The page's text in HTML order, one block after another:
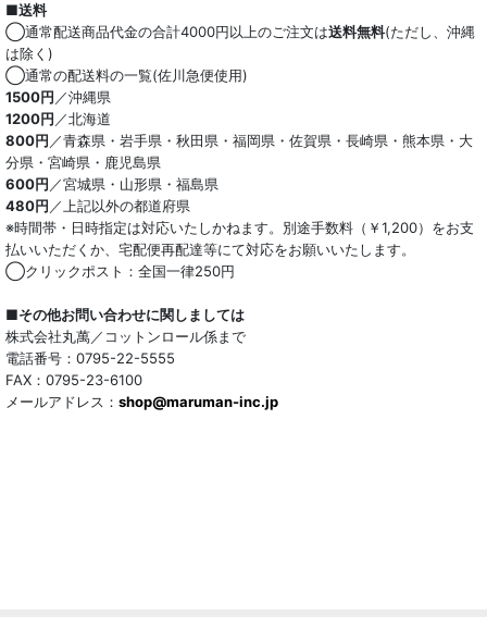
■送料
◯通常配送商品代金の合計4000円以上のご注文は送料無料(ただし、沖縄
は除く)
◯通常の配送料の一覧(佐川急便使用)
1500円 ／沖縄県
1200円 ／北海道
800円 ／青森県・岩手県・秋田県・福岡県・佐賀県・長崎県・熊本県・大
分県・宮崎県・鹿児島県
600円 ／宮城県・山形県・福島県
480円 ／上記以外の都道府県
※時間帯・日時指定は対応いたしかねます。別途手数料（￥1,200）をお支
払いいただくか、宅配便再配達等にて対応をお願いいたします。
◯クリックポスト：全国一律250円
■その他お問い合わせに関しましては
株式会社丸萬／コットンロール係まで
電話番号：0795-22-5555
FAX：0795-23-6100
メールアドレス： shop@maruman-inc.jp